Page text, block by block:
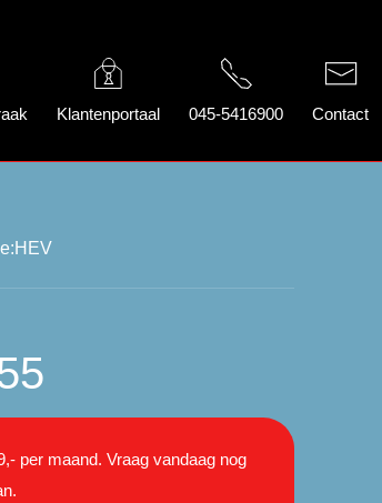
Klantenportaal 045-5416900 Contact
per maand. Vraag vandaag nog